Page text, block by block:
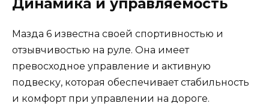
Динамика и управляемость
Мазда 6 известна своей спортивностью и
отзывчивостью на руле. Она имеет
превосходное управление и активную
подвеску, которая обеспечивает стабильность
и комфорт при управлении на дороге.